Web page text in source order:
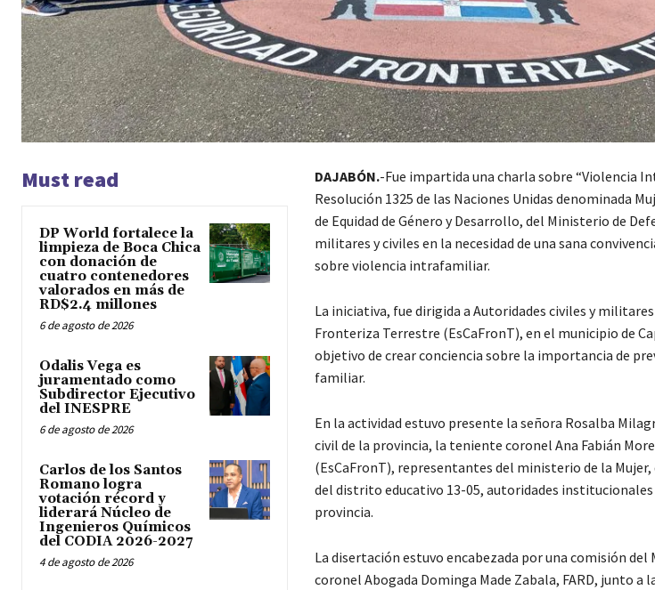
Must read
DP World fortalece la
limpieza de Boca Chica
con donación de
cuatro contenedores
valorados en más de
RD$2.4 millones
6 de agosto de 2026
Odalis Vega es
juramentado como
Subdirector Ejecutivo
del INESPRE
6 de agosto de 2026
Carlos de los Santos
Romano logra
votación récord y
liderará Núcleo de
Ingenieros Químicos
del CODIA 2026-2027
4 de agosto de 2026
DAJABÓN.-Fue impartida una charla sobre “Violencia
Resolución 1325 de las Naciones Unidas denominada
de Equidad de Género y Desarrollo, del Ministerio de
militares y civiles en la necesidad de una sana
sobre violencia intrafamiliar.
La iniciativa, fue dirigida a Autoridades civiles y
Fronteriza Terrestre (EsCaFronT), en el municipio de
objetivo de crear conciencia sobre la importancia de
familiar.
En la actividad estuvo presente la señora Rosalba
civil de la provincia, la teniente coronel Ana Fabián
(EsCaFronT), representantes del ministerio de la
del distrito educativo 13-05, autoridades institucionales
provincia.
La disertación estuvo encabezada por una comisión
coronel Abogada Dominga Made Zabala, FARD, junto